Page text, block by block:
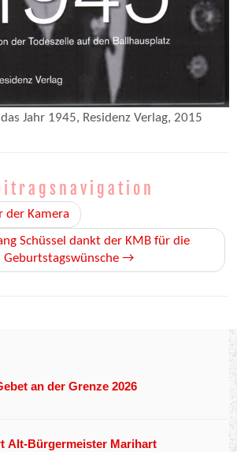
Jahr 1945, Residenz Verlag, 2015
der Kamera
Schüssel dankt der KMB für die
Geburtstagswünsche →
an der Grenze 2026
Alt-Bürgermeister Marihart